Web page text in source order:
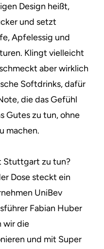
Design heißt,
und setzt
Apfelessig und
Klingt vielleicht
aber wirklich
Softdrinks, dafür
die das Gefühl
Gutes zu tun, ohne
machen.
Stuttgart zu tun?
Dose steckt ein
UniBev
Fabian Huber
wir die
und mit Super